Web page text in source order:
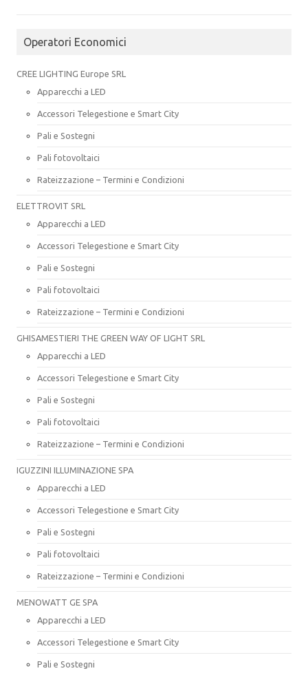
Operatori Economici
CREE LIGHTING Europe SRL
Apparecchi a LED
Accessori Telegestione e Smart City
Pali e Sostegni
Pali fotovoltaici
Rateizzazione – Termini e Condizioni
ELETTROVIT SRL
Apparecchi a LED
Accessori Telegestione e Smart City
Pali e Sostegni
Pali fotovoltaici
Rateizzazione – Termini e Condizioni
GHISAMESTIERI THE GREEN WAY OF LIGHT SRL
Apparecchi a LED
Accessori Telegestione e Smart City
Pali e Sostegni
Pali fotovoltaici
Rateizzazione – Termini e Condizioni
IGUZZINI ILLUMINAZIONE SPA
Apparecchi a LED
Accessori Telegestione e Smart City
Pali e Sostegni
Pali fotovoltaici
Rateizzazione – Termini e Condizioni
MENOWATT GE SPA
Apparecchi a LED
Accessori Telegestione e Smart City
Pali e Sostegni